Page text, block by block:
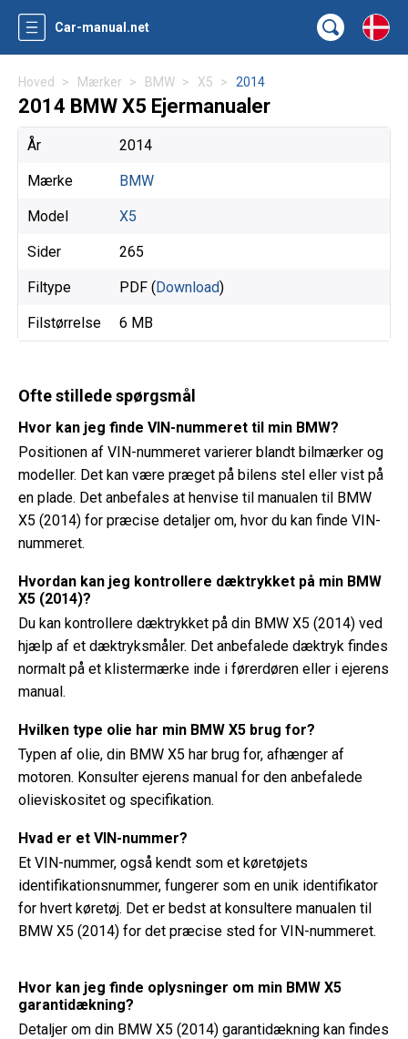
Car-manual.net
Hoved Mærker BMW X5 2014
2014 BMW X5 Ejermanualer
År 2014
Mærke BMW
Model X5
Sider 265
Filtype PDF (Download)
Filstørrelse 6 MB
Ofte stillede spørgsmål
Hvor kan jeg finde VIN-nummeret til min BMW?
Positionen af ​​VIN-nummeret varierer blandt bilmærker og
modeller. Det kan være præget på bilens stel eller vist på
en plade. Det anbefales at henvise til manualen til BMW
X5 (2014) for præcise detaljer om, hvor du kan finde VIN-
nummeret.
Hvordan kan jeg kontrollere dæktrykket på min BMW
X5 (2014)?
Du kan kontrollere dæktrykket på din BMW X5 (2014) ved
hjælp af et dæktryksmåler. Det anbefalede dæktryk findes
normalt på et klistermærke inde i førerdøren eller i ejerens
manual.
Hvilken type olie har min BMW X5 brug for?
Typen af ​​olie, din BMW X5 har brug for, afhænger af
motoren. Konsulter ejerens manual for den anbefalede
olieviskositet og specifikation.
Hvad er et VIN-nummer?
Et VIN-nummer, også kendt som et køretøjets
identifikationsnummer, fungerer som en unik identifikator
for hvert køretøj. Det er bedst at konsultere manualen til
BMW X5 (2014) for det præcise sted for VIN-nummeret.
Hvor kan jeg finde oplysninger om min BMW X5
garantidækning?
Detaljer om din BMW X5 (2014) garantidækning kan findes